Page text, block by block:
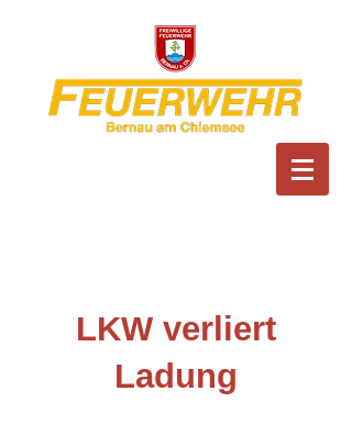
Feuerwehr Bernau am
Chiemsee
LKW verliert
Ladung